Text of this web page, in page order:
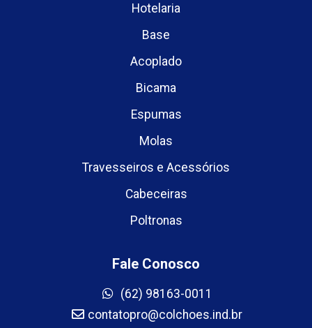
Hotelaria
Base
Acoplado
Bicama
Espumas
Molas
Travesseiros e Acessórios
Cabeceiras
Poltronas
Fale Conosco
(62) 98163-0011
contatopro@colchoes.ind.br